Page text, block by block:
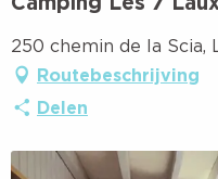
250 chemin de la Scia,
Routebeschrijving
Delen